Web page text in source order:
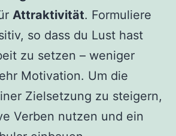
Attraktivität. Formuliere
so dass du Lust hast
zu setzen – weniger
Motivation. Um die
Zielsetzung zu steigern,
Verben nutzen und ein